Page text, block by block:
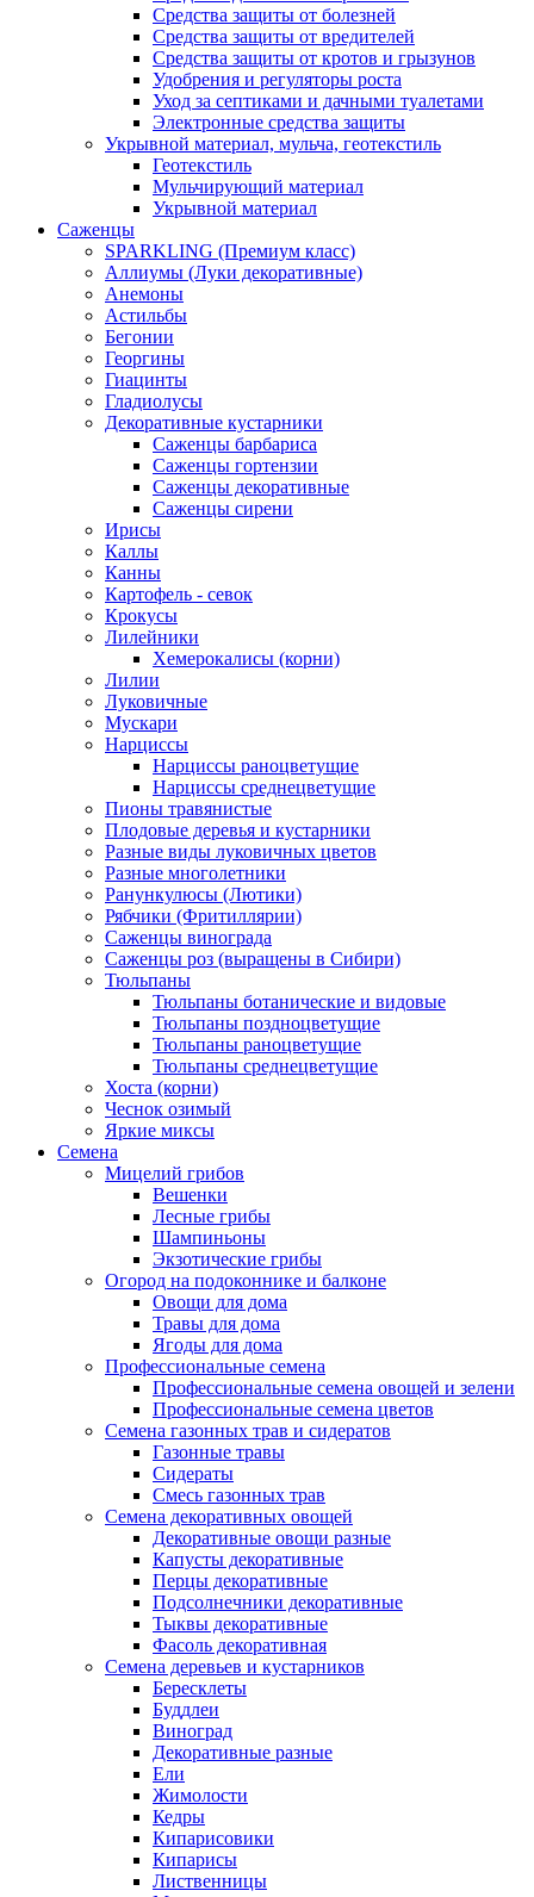
Средства защиты от болезней
Средства защиты от вредителей
Средства защиты от кротов и грызунов
Удобрения и регуляторы роста
Уход за септиками и дачными туалетами
Электронные средства защиты
Укрывной материал, мульча, геотекстиль
Геотекстиль
Мульчирующий материал
Укрывной материал
Саженцы
SPARKLING (Премиум класс)
Аллиумы (Луки декоративные)
Анемоны
Астильбы
Бегонии
Георгины
Гиацинты
Гладиолусы
Декоративные кустарники
Саженцы барбариса
Саженцы гортензии
Саженцы декоративные
Саженцы сирени
Ирисы
Каллы
Канны
Картофель - севок
Крокусы
Лилейники
Хемерокалисы (корни)
Лилии
Луковичные
Мускари
Нарциссы
Нарциссы раноцветущие
Нарциссы среднецветущие
Пионы травянистые
Плодовые деревья и кустарники
Разные виды луковичных цветов
Разные многолетники
Ранункулюсы (Лютики)
Рябчики (Фритиллярии)
Саженцы винограда
Саженцы роз (выращены в Сибири)
Тюльпаны
Тюльпаны ботанические и видовые
Тюльпаны поздноцветущие
Тюльпаны раноцветущие
Тюльпаны среднецветущие
Хоста (корни)
Чеснок озимый
Яркие миксы
Семена
Мицелий грибов
Вешенки
Лесные грибы
Шампиньоны
Экзотические грибы
Огород на подоконнике и балконе
Овощи для дома
Травы для дома
Ягоды для дома
Профессиональные семена
Профессиональные семена овощей и зелени
Профессиональные семена цветов
Семена газонных трав и сидератов
Газонные травы
Сидераты
Смесь газонных трав
Семена декоративных овощей
Декоративные овощи разные
Капусты декоративные
Перцы декоративные
Подсолнечники декоративные
Тыквы декоративные
Фасоль декоративная
Семена деревьев и кустарников
Бересклеты
Буддлеи
Виноград
Декоративные разные
Ели
Жимолости
Кедры
Кипарисовики
Кипарисы
Лиственницы